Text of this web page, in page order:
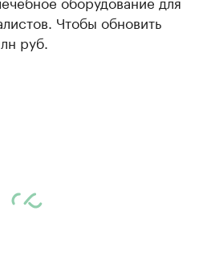
Чтобы обновить
руб.